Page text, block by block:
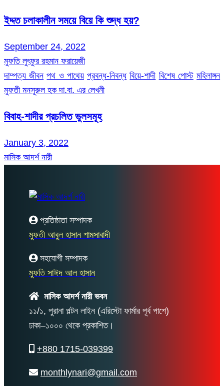
ইদ্দত চলাকালীন সময়ে বিয়ে কি শুদ্ধ হয়?
September 24, 2022
মুফতি লুৎফুর রহমান ফরায়েজী
দাম্পত্য জীবন পথ ও পাথেয় প্রবন্ধ-নিবন্ধ বিয়ে-শাদী বিশেষ পোস্ট মহিলাঙ্গন
মুফতী মনসূরুল হক দা.বা. এর লেখনী
বিবাহ-শাদীর প্রচলিত ভুলসমূহ
January 3, 2022
মাসিক আদর্শ নারী
প্রতিষ্ঠাতা সম্পাদক
মুফতী আবুল হাসান শামসাবাদী
সহযোগী সম্পাদক
মুফতি সাঈদ আল হাসান
মাসিক আদর্শ নারী ভবন
১১/১, পুরানা পল্টন লাইন (এরিস্টো ফার্মার পূর্ব পাশে)
ঢাকা–১০০০ থেকে প্রকাশিত।
+880 1715-039399
monthlynari@gmail.com